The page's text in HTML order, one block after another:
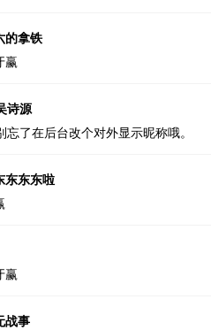
的拿铁
赢
诗源
忘了在后台改个对外显示昵称哦。
东东东啦
赢
战事